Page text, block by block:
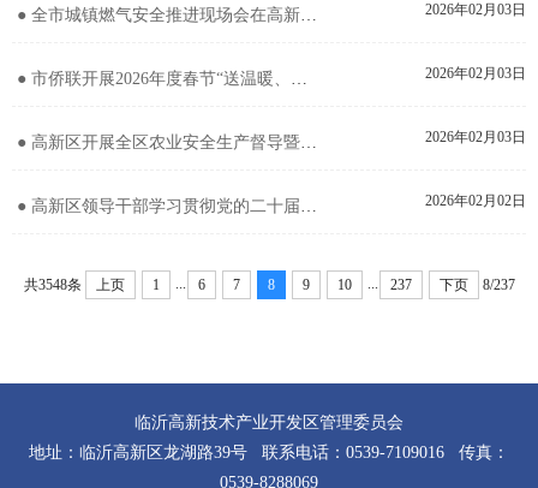
● 全市城镇燃气安全推进现场会在高新区召开 2026年02月03日
● 市侨联开展2026年度春节“送温暖、凝侨心”调研走访活动 2026年02月03日
● 高新区开展全区农业安全生产督导暨产业链项目调研活动 2026年02月03日
● 高新区领导干部学习贯彻党的二十届四中全会精神专题学习班开班 2026年02月02日
共3548条 上页 1 ... 6 7 8 9 10 ... 237 下页 8/237
临沂高新技术产业开发区管理委员会
地址：临沂高新区龙湖路39号 联系电话：0539-7109016 传真：
0539-8288069